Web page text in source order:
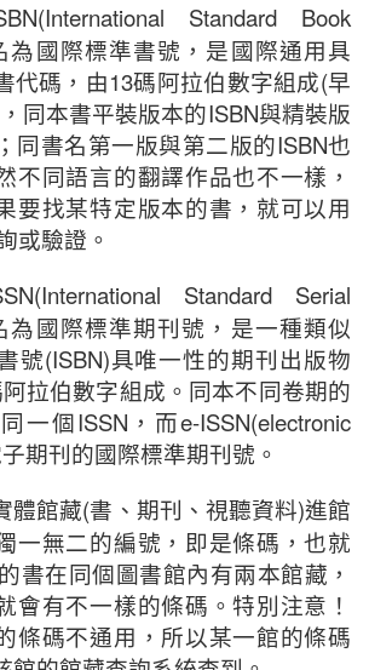
Standard Book
為國際標準書號，是國際通用具
代碼，由13碼阿拉伯數字組成(早
同本書平裝版本的ISBN與精裝版
同書名第一版與第二版的ISBN也
不同語言的翻譯作品也不一樣，
要找某特定版本的書，就可以用
或驗證。
Standard Serial
為國際標準期刊號，是一種類似
號(ISBN)具唯一性的期刊出版物
拉伯數字組成。同本不同卷期的
一個ISSN，而e-ISSN(electronic
期刊的國際標準期刊號。
體館藏(書、期刊、視聽資料)進館
一無二的編號，即是條碼，也就
書在同個圖書館內有兩本館藏，
會有不一樣的條碼。特別注意！
條碼不通用，所以某一館的條碼